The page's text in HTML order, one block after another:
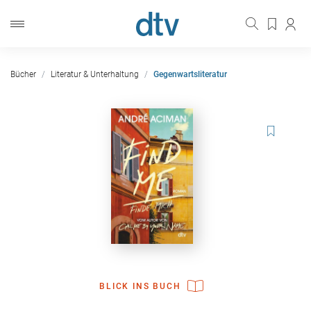
Bücher Literatur & Unterhaltung Gegenwartsliteratur
BLICK INS BUCH